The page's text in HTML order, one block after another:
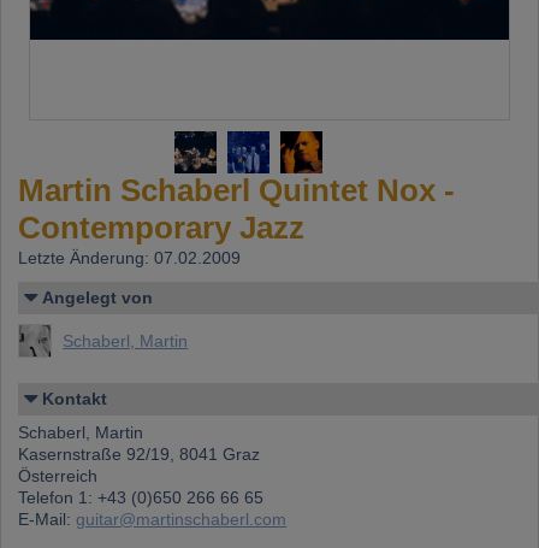
Martin Schaberl Quintet Nox -
Contemporary Jazz
Letzte Änderung: 07.02.2009
Angelegt von
Schaberl, Martin
Kontakt
Schaberl, Martin
Kasernstraße 92/19, 8041 Graz
Österreich
Telefon 1: +43 (0)650 266 66 65
E-Mail:guitar@martinschaberl.com